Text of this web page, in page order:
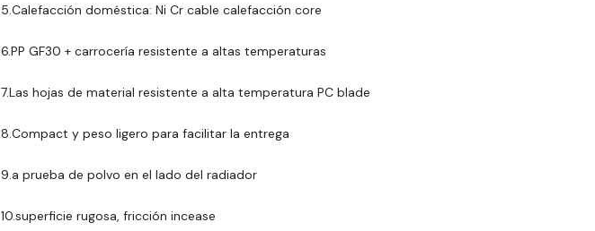
5.Calefacción doméstica: Ni Cr cable calefacción core
6.PP GF30 + carrocería resistente a altas temperaturas
7.Las hojas de material resistente a alta temperatura PC blade
8.Compact y peso ligero para facilitar la entrega
9.a prueba de polvo en el lado del radiador
10.superficie rugosa, fricción incease